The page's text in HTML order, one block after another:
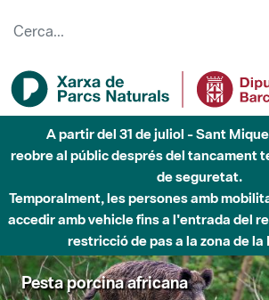
A partir del 31 de juliol - Sant
reobre al públic després del tancament
de seguretat.
Temporalment, les persones amb
accedir amb vehicle fins a l'entrada del
restricció de pas a la zona de la
Pesta porcina africana